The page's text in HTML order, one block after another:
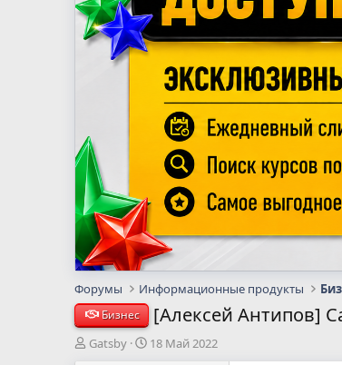
Форумы Информационные продукты
Бизнес [Алексей Антипов]
А
Gatsby
Д
18 Май 2022